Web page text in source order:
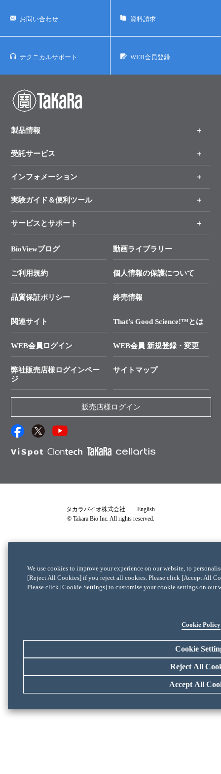
お問い合わせ 資料請求
テクニカルサポート WEB会員登録
製品情報
製品一覧
手法から製品を探す
新製品情報
受託サービス
オンライン注文
インフォメーション
キャンペーン
タカラバイオ各種会員募集のお知らせ
終売製品のお知らせ
価格改定のご案内
タカラバイオ発表文献
実験ガイド＆便利ツール
リアルタイムPCR実験のススメ
幹細胞・再生医療研究ガイド
クローニング実験ガイド
SMARTer NGSポータルサイト
プライマー設計
制限酵素切断サイトの検索
ユーザーズボイス集
エピジェネティクス実験ガイド
抗体検索サイト
サービスとサポート
総合お問い合わせ
├ 実験コンシェルジュ
├ 受託サービスお問い合わせ
└ カスタム製造お問い合わせ
資料請求 機器関連
資料請求 受託関連
資料請求 核酸抽出・精製カタログ
サンプル請求一覧
プロトコール集
説明書・CoA・SDSを探す
クロンテックライセンス確認書
└ 確認書が必要な製品一覧
BioViewブログ 動画ライブラリー
ご利用規約 個人情報の保護について
品質保証ポリシー 終売情報
関連サイト That's Good Science!™とは
WEB会員ログイン WEB会員 新規登録・変更
弊社販売店様ログインペー
ジ
サイトマップ
販売店様ログイン
タカラバイオ株式会社
English
© Takara Bio Inc. All rights reserved.
We use cookies to improve your experience on our website, to
[Reject All Cookies] if you reject all cookies. Please click [Accept All
Please click [Cookie Settings] to customise your cookie settings on our
Cookie Policy
Cookie
Reject All
Accept All